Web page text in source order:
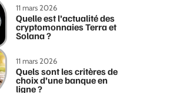
11 mars 2026
Quelle est l’actualité des
cryptomonnaies Terra et
Solana ?
11 mars 2026
Quels sont les critères de
choix d’une banque en
ligne ?